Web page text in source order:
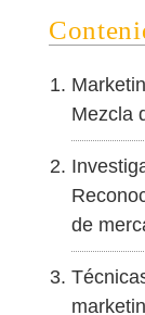
Mezcla
de